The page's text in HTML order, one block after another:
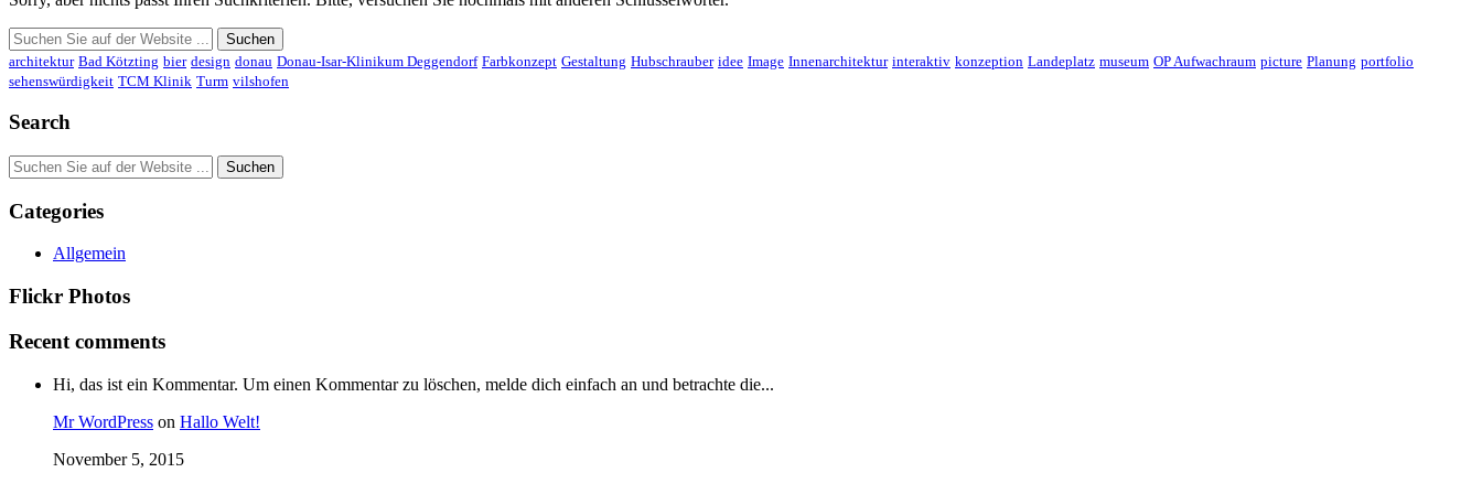
architektur Bad Kötzting bier design donau Donau-Isar-Klinikum Deggendorf Farbkonzept Gestaltung Hubschrauber idee Image Innenarchitektur interaktiv konzeption Landeplatz museum OP Aufwachraum picture Planung portfolio
sehenswürdigkeit TCM Klinik Turm vilshofen
Search
Categories
Allgemein
Flickr Photos
Recent comments
Hi, das ist ein Kommentar. Um einen Kommentar zu löschen, melde dich einfach an und betrachte die...
Mr WordPress on Hallo Welt!
November 5, 2015